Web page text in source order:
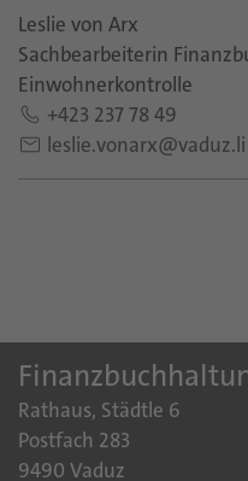
Leslie von Arx
Sachbearbeiterin
Einwohnerkontrolle
+423 237 78 49
leslie.vonarx@vaduz.li
Rathaus, Städtle 6
Postfach 283
9490 Vaduz